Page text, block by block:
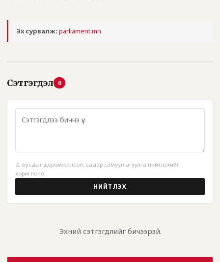
Эх сурвалж: parliament.mn
Сэтгэгдэл 0
⚠️ Бусдыг доромжилсон, садар самуун агуулга нийтлэхийг
хориглоно
НИЙТЛЭХ
Эхний сэтгэгдлийг бичээрэй.